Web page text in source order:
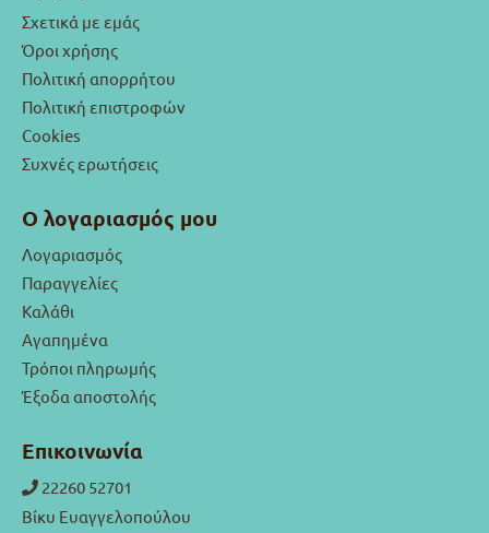
Σχετικά με εμάς
Όροι χρήσης
Πολιτική απορρήτου
Πολιτική επιστροφών
Cookies
Συχνές ερωτήσεις
Ο λογαριασμός μου
Λογαριασμός
Παραγγελίες
Καλάθι
Αγαπημένα
Τρόποι πληρωμής
Έξοδα αποστολής
Επικοινωνία
22260 52701
Βίκυ Ευαγγελοπούλου